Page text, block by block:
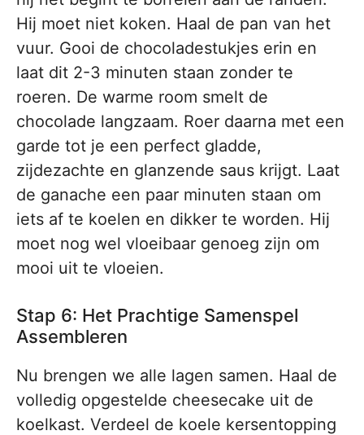
Hij moet niet koken. Haal de pan van het
vuur. Gooi de chocoladestukjes erin en
laat dit 2-3 minuten staan zonder te
roeren. De warme room smelt de
chocolade langzaam. Roer daarna met een
garde tot je een perfect gladde,
zijdezachte en glanzende saus krijgt. Laat
de ganache een paar minuten staan om
iets af te koelen en dikker te worden. Hij
moet nog wel vloeibaar genoeg zijn om
mooi uit te vloeien.
Stap 6: Het Prachtige Samenspel
Assembleren
Nu brengen we alle lagen samen. Haal de
volledig opgestelde cheesecake uit de
koelkast. Verdeel de koele kersentopping